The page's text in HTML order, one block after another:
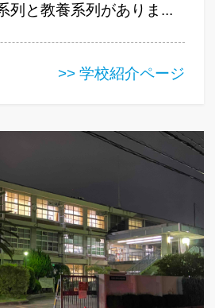
列と教養系列がありま...
>> 学校紹介ページ